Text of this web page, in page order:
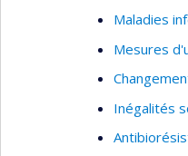
Maladies
Mesures
Inégalités